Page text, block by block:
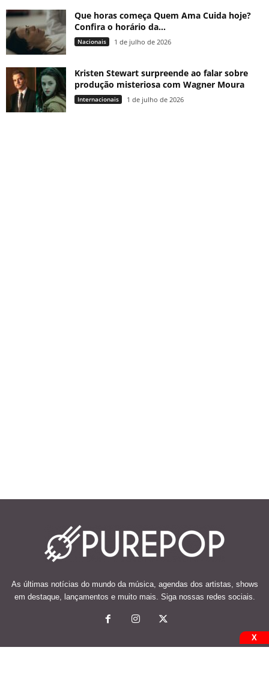
Que horas começa Quem Ama Cuida hoje?
Confira o horário da...
Nacionais 1 de julho de 2026
Kristen Stewart surpreende ao falar sobre
produção misteriosa com Wagner Moura
Internacionais 1 de julho de 2026
As últimas notícias do mundo da música, agendas dos artistas, shows
em destaque, lançamentos e muito mais. Siga nossas redes sociais.
X